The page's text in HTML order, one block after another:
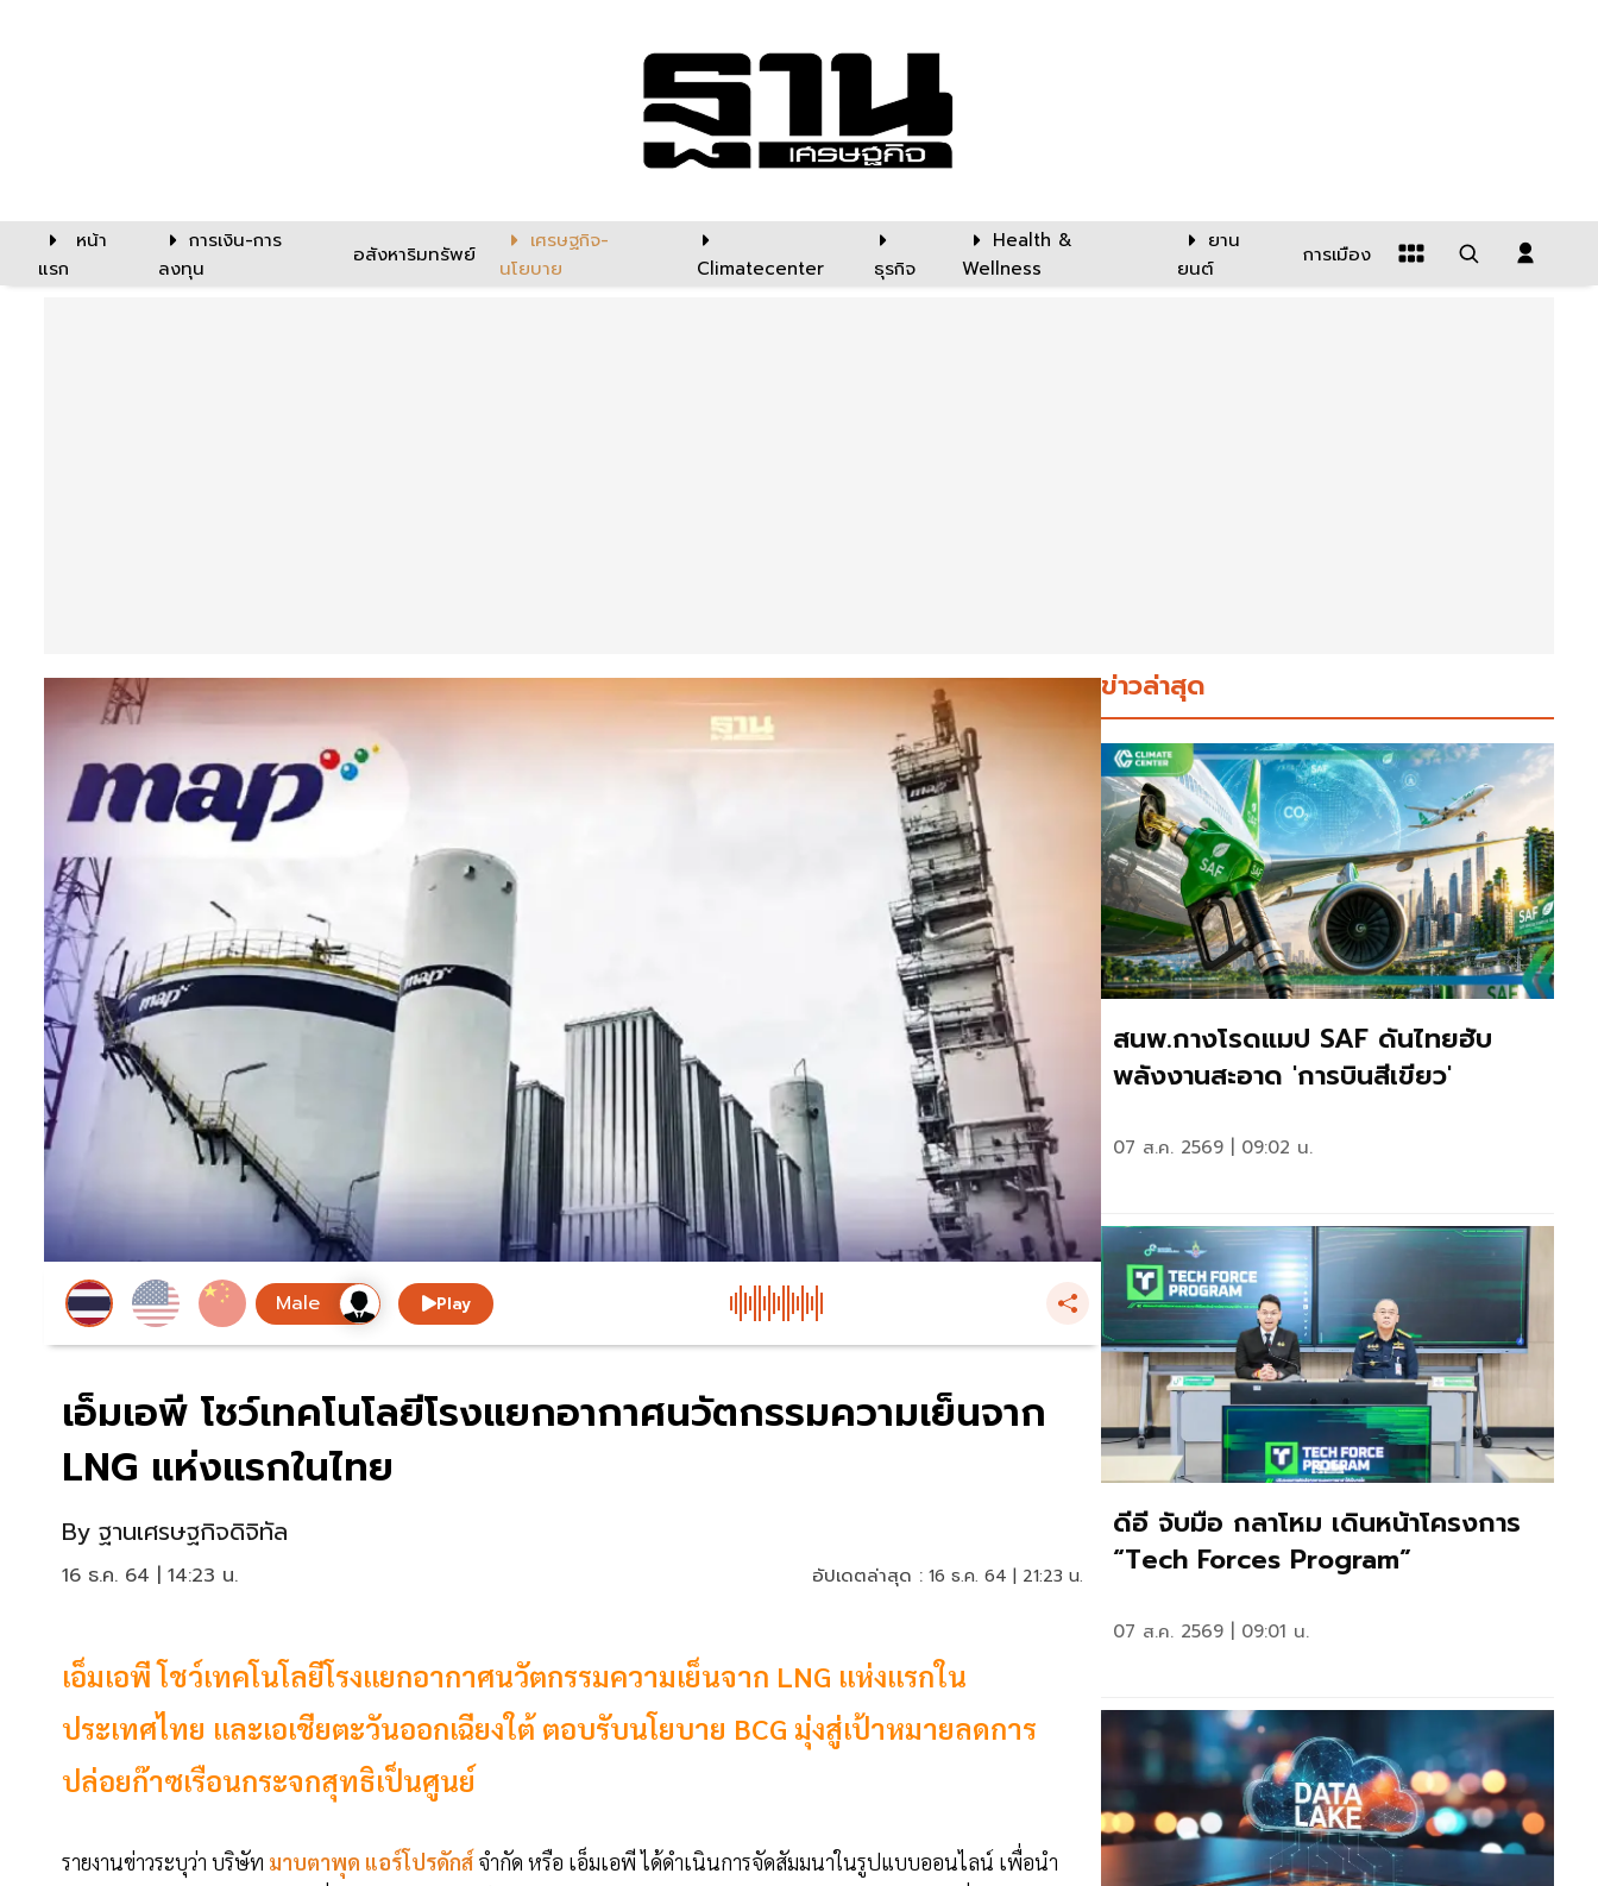
หน้า
แรก
การเงิน-การ
ลงทุน
อสังหาริมทรัพย์
เศรษฐกิจ-
นโยบาย
Climatecenter ธุรกิจ
Health &
Wellness
ยาน
ยนต์
การเมือง
Play
เอ็มเอพี โชว์เทคโนโลยีโรงแยกอากาศนวัตกรรมความเย็นจาก
LNG แห่งแรกในไทย
By ฐานเศรษฐกิจดิจิทัล
16 ธ.ค. 64 | 14:23 น. อัปเดตล่าสุด : 16 ธ.ค. 64 | 21:23 น.
เอ็มเอพี โชว์เทคโนโลยีโรงแยกอากาศนวัตกรรมความเย็นจาก LNG แห่งแรกใน
ประเทศไทย และเอเชียตะวันออกเฉียงใต้ ตอบรับนโยบาย BCG มุ่งสู่เป้าหมายลดการ
ปล่อยก๊าซเรือนกระจกสุทธิเป็นศูนย์
รายงานข่าวระบุว่า บริษัท มาบตาพุด แอร์โปรดักส์ จำกัด หรือ เอ็มเอพี ได้ดำเนินการจัดสัมมนาในรูปแบบออนไลน์ เพื่อนำ
ข่าวล่าสุด
สนพ.กางโรดแมป SAF ดันไทยฮับ
พลังงานสะอาด 'การบินสีเขียว'
07 ส.ค. 2569 | 09:02 น.
ดีอี จับมือ กลาโหม เดินหน้าโครงการ
“Tech Forces Program”
07 ส.ค. 2569 | 09:01 น.